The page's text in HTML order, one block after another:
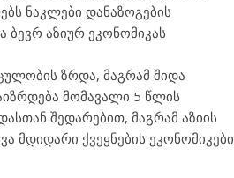
ნაკლები დანაზოგების
ბევრ აზიურ ეკონომიკას
ზრდა, მაგრამ შიდა
მომავალი 5 წლის
შედარებით, მაგრამ აზიის
მდიდარი ქვეყნების ეკონომიკები